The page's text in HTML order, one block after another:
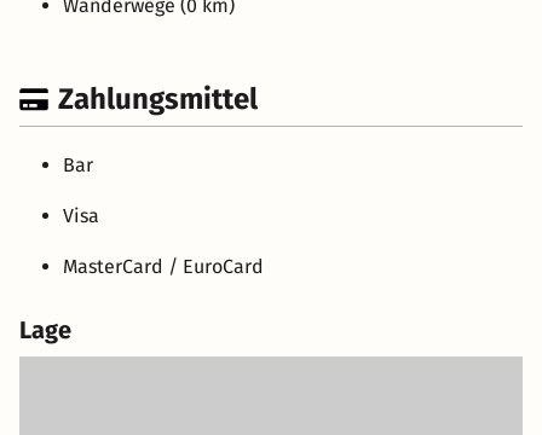
Wanderwege (0 km)
Zahlungsmittel
Bar
Visa
MasterCard / EuroCard
Lage